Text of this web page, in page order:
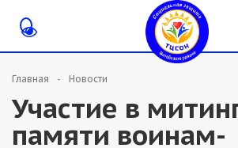
Главная Новости
Участие в
памяти воинам-